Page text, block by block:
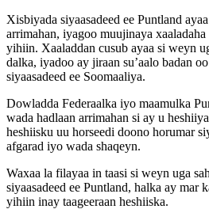
Xisbiyada siyaasadeed ee Puntland
arrimahan, iyagoo muujinaya
yihiin. Xaaladdan cusub ayaa si weyn
dalka, iyadoo ay jiraan su’aalo badan
siyaasadeed ee Soomaaliya.
Dowladda Federaalka iyo maamulka
wada hadlaan arrimahan si ay u
heshiisku uu horseedi doono horumar
afgarad iyo wada shaqeyn.
Waxaa la filayaa in taasi si weyn uga
siyaasadeed ee Puntland, halka ay mar
yihiin inay taageeraan heshiiska.